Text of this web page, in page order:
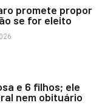
promete propor
se for eleito
e 6 filhos; ele
nem obituário